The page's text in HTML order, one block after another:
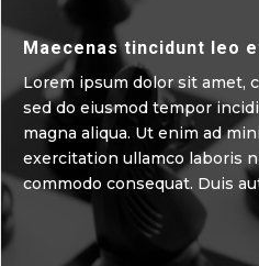
Maecenas tincidunt leo
Lorem ipsum dolor sit amet,
sed do eiusmod tempor
magna aliqua. Ut enim ad
exercitation ullamco laboris
commodo consequat. Duis